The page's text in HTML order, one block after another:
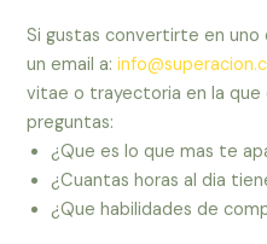
Si gustas convertirte en
un email a:
vitae o trayectoria en la
preguntas:
¿Que es lo que mas te
¿Cuantas horas al dia
¿Que habilidades de